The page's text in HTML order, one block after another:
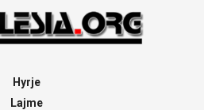
Hyrje
Lajme